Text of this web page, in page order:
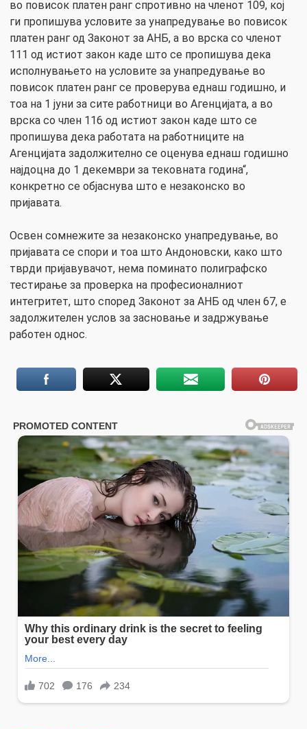
во повисок платен ранг спротивно на членот 109, кој
ги пропишува условите за унапредување во повисок
платен ранг од Законот за АНБ, а во врска со членот
111 од истиот закон каде што се пропишува дека
исполнувањето на условите за унапредување во
повисок платен ранг се проверува еднаш годишно, и
тоа на 1 јуни за сите работници во Агенцијата, а во
врска со член 116 од истиот закон каде што се
пропишува дека работата на работниците на
Агенцијата задолжително се оценува еднаш годишно
најдоцна до 1 декември за тековната година“,
конкретно се објаснува што е незаконско во
пријавата.
Освен сомнежите за незаконско унапредување, во
пријавата се спори и тоа што Андоновски, како што
тврди пријавувачот, нема поминато полиграфско
тестирање за проверка на професионалниот
интегритет, што според Законот за АНБ од член 67, е
задолжителен услов за засновање и задржување
работен однос.